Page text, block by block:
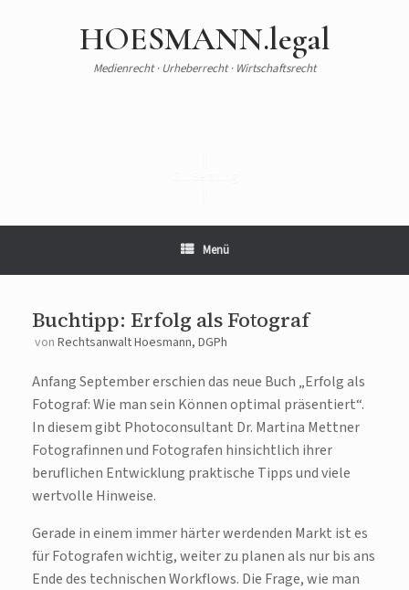
HOESMANN.legal
Medienrecht · Urheberrecht · Wirtschaftsrecht
Menü
Buchtipp: Erfolg als Fotograf
von Rechtsanwalt Hoesmann, DGPh
Anfang September erschien das neue Buch „Erfolg als
Fotograf: Wie man sein Können optimal präsentiert“.
In diesem gibt Photoconsultant Dr. Martina Mettner
Fotografinnen und Fotografen hinsichtlich ihrer
beruflichen Entwicklung praktische Tipps und viele
wertvolle Hinweise.
Gerade in einem immer härter werdenden Markt ist es
für Fotografen wichtig, weiter zu planen als nur bis ans
Ende des technischen Workflows. Die Frage, wie man